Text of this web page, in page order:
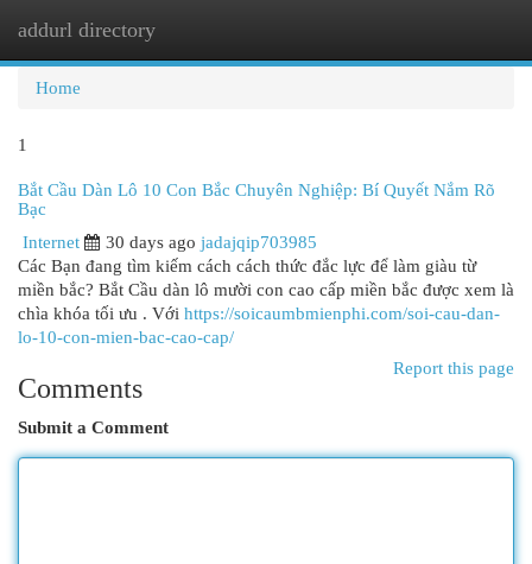
addurl directory
Home
1
Bắt Cầu Dàn Lô 10 Con Bắc Chuyên Nghiệp: Bí Quyết Nắm Rõ
Bạc
Internet
30 days ago jadajqip703985
Các Bạn đang tìm kiếm cách cách thức đắc lực để làm giàu từ
miền bắc? Bắt Cầu dàn lô mười con cao cấp miền bắc được xem là
chìa khóa tối ưu . Với https://soicaumbmienphi.com/soi-cau-dan-
lo-10-con-mien-bac-cao-cap/
Report this page
Comments
Submit a Comment